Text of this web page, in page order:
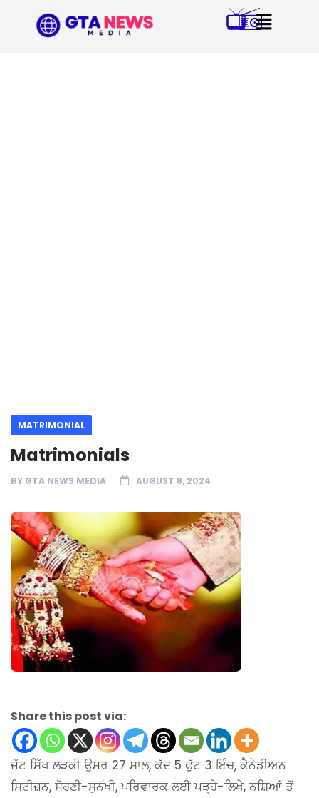
MATRIMONIAL
Matrimonials
BY GTA NEWS MEDIA AUGUST 8, 2024
Share this post via:
ਜੱਟ ਸਿੱਖ ਲੜਕੀ ਉਮਰ 27 ਸਾਲ, ਕੱਦ 5 ਫੁੱਟ 3 ਇੰਚ, ਕੈਨੇਡੀਅਨ
ਸਿਟੀਜ਼ਨ, ਸੋਹਣੀ-ਸੁਨੱਖੀ, ਪਰਿਵਾਰਕ ਲਈ ਪੜ੍ਹੇ-ਲਿਖੇ, ਨਸ਼ਿਆਂ ਤੋਂ